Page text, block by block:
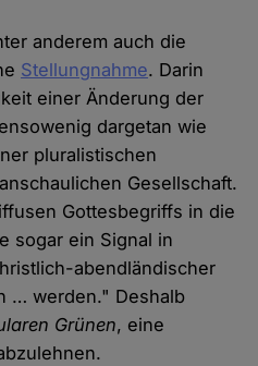
anderem auch die
Stellungnahme. Darin
einer Änderung der
dargetan wie
pluralistischen
Gesellschaft.
Gottesbegriffs in die
sogar ein Signal in
abendländischer
… werden." Deshalb
Grünen, eine